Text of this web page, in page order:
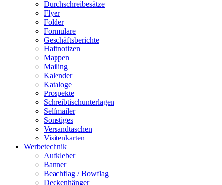
Durchschreibesätze
Flyer
Folder
Formulare
Geschäftsberichte
Haftnotizen
Mappen
Mailing
Kalender
Kataloge
Prospekte
Schreibtischunterlagen
Selfmailer
Sonstiges
Versandtaschen
Visitenkarten
Werbetechnik
Aufkleber
Banner
Beachflag / Bowflag
Deckenhänger